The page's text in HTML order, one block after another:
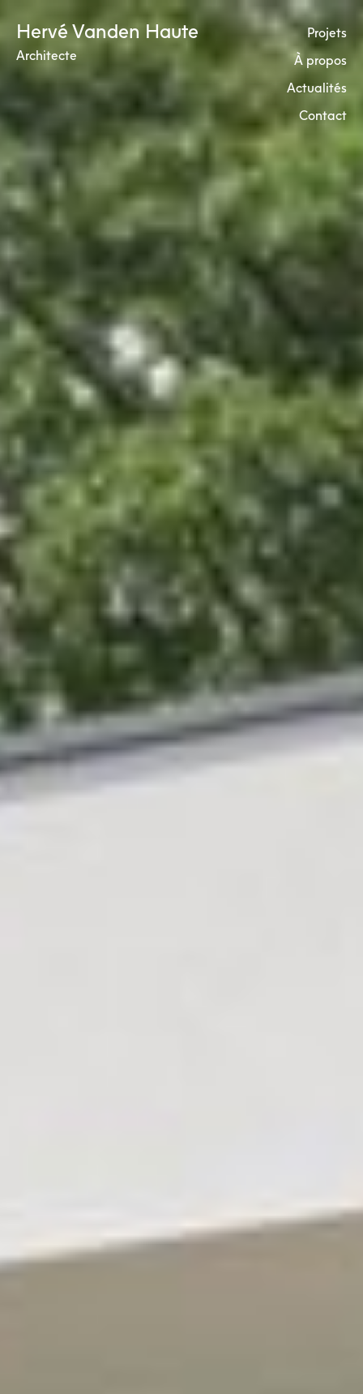
to
content
Hervé Vanden Haute
Architecte
Projets
À propos
Actualités
Contact